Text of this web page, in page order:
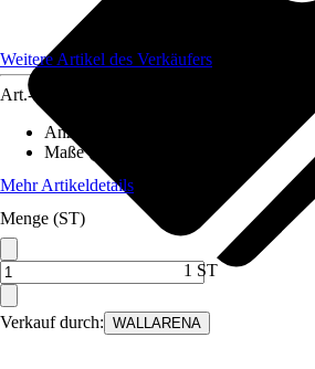
Verkauf durch: WALLARENA
Weitere Artikel des Verkäufers
Art.-Nr.
Anzahl der Teile
Maße (BxH)
Mehr Artikeldetails
Menge (ST)
1 ST